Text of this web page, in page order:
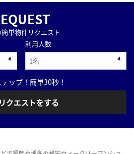
単物件リクエスト
利用人数
ップ！簡単30秒！
クエストをする